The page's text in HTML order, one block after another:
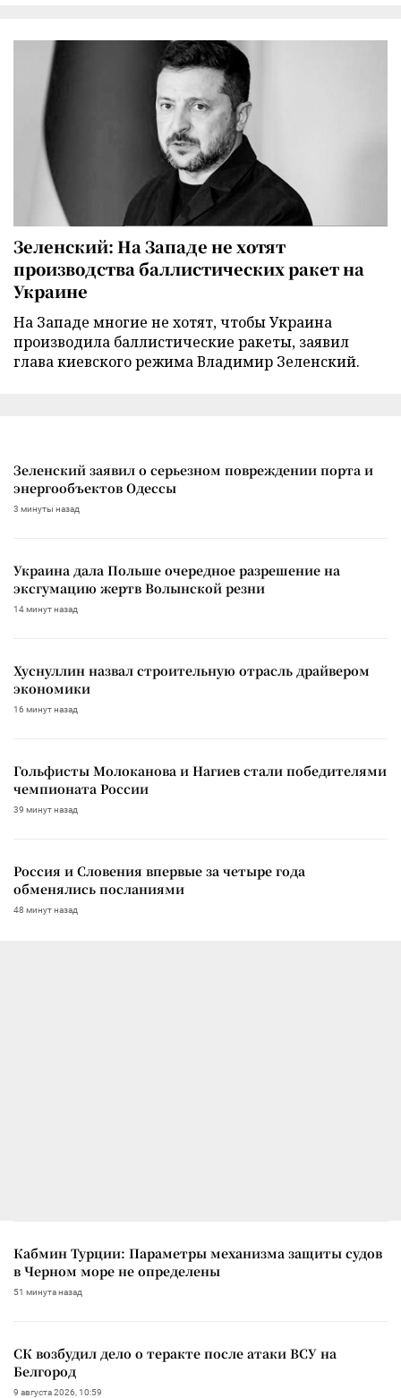
Зеленский: На Западе не хотят
производства баллистических ракет на
Украине
На Западе многие не хотят, чтобы Украина
производила баллистические ракеты, заявил
глава киевского режима Владимир Зеленский.
Зеленский заявил о серьезном повреждении порта и
энергообъектов Одессы
3 минуты назад
Украина дала Польше очередное разрешение на
эксгумацию жертв Волынской резни
14 минут назад
Хуснуллин назвал строительную отрасль драйвером
экономики
16 минут назад
Гольфисты Молоканова и Нагиев стали победителями
чемпионата России
39 минут назад
Россия и Словения впервые за четыре года
обменялись посланиями
48 минут назад
Кабмин Турции: Параметры механизма защиты судов
в Черном море не определены
51 минута назад
СК возбудил дело о теракте после атаки ВСУ на
Белгород
9 августа 2026, 10:59